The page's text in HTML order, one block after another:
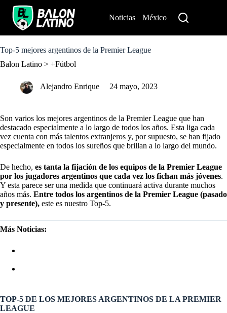
o
o
Noticias México
Top-5 mejores argentinos de la Premier League
Balon Latino > +Fútbol
Alejandro Enrique 24 mayo, 2023
Son varios los mejores argentinos de la Premier League que han
destacado especialmente a lo largo de todos los años. Esta liga cada
vez cuenta con más talentos extranjeros y, por supuesto, se han fijado
especialmente en todos los sureños que brillan a lo largo del mundo.
De hecho, es tanta la fijación de los equipos de la Premier League
por los jugadores argentinos que cada vez los fichan más jóvenes.
Y esta parece ser una medida que continuará activa durante muchos
años más. Entre todos los argentinos de la Premier League (pasado
y presente), este es nuestro Top-5.
Más Noticias:
TOP-5 DE LOS MEJORES ARGENTINOS DE LA PREMIER
LEAGUE